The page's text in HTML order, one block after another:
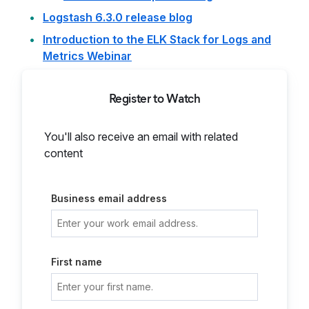
Logstash 6.3.0 release blog
Introduction to the ELK Stack for Logs and
Metrics Webinar
Register to Watch
You'll also receive an email with related
content
Business email address
First name